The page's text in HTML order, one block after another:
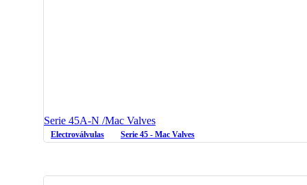
Serie 45A-N /Mac Valves
Electroválvulas Serie 45 - Mac Valves